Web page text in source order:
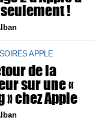
!
APPLE
de la
sur une «
» chez Apple